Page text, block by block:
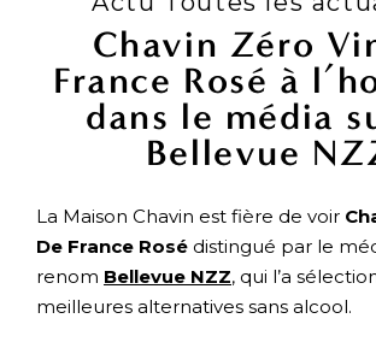
Chavin Zéro
France Rosé à
dans le média
Bellevue
La Maison Chavin est fière de voir
De France Rosé distingué par le
renom Bellevue NZZ, qui l’a
meilleures alternatives sans alcool.